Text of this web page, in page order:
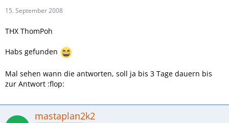
15. September 2008
THX ThomPoh
Habs gefunden
Mal sehen wann die antworten, soll ja bis 3 Tage dauern bis
zur Antwort :flop:
mastaplan2k2